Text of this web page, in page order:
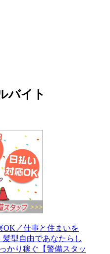
バイト
OK／仕事と住まいを
型自由であなたらし
かり稼ぐ【警備スタッ